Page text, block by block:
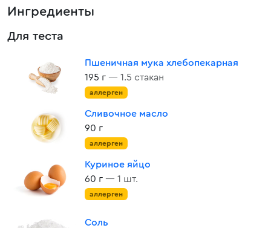
Ингредиенты
Для теста
Пшеничная мука хлебопекарная
195 г — 1.5 стакан
аллерген
Сливочное масло
90 г
аллерген
Куриное яйцо
60 г — 1 шт.
аллерген
Соль